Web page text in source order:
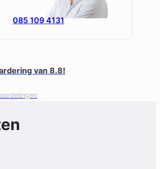
085 109 4131
van 8.8!